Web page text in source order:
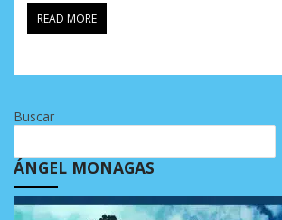
READ MORE
Buscar
ÁNGEL MONAGAS